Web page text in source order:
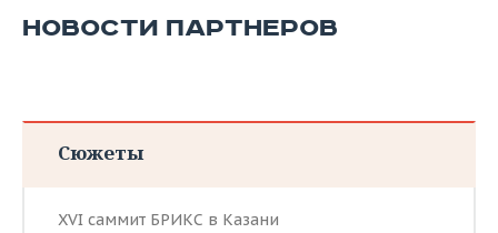
НОВОСТИ ПАРТНЕРОВ
Сюжеты
XVI саммит БРИКС в Казани